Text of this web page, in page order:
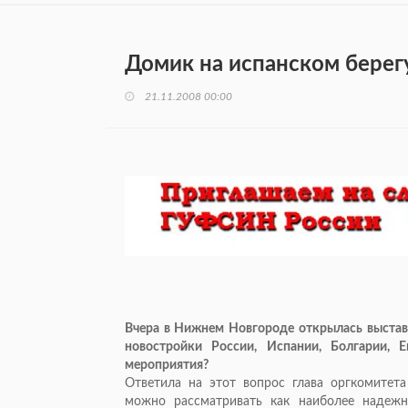
Домик на испанском
21.11.2008 00:00
Вчера в Нижнем Новгороде открылась
новостройки России, Испании, Болгарии,
мероприятия?
Ответила на этот вопрос глава
можно рассматривать как наиболее